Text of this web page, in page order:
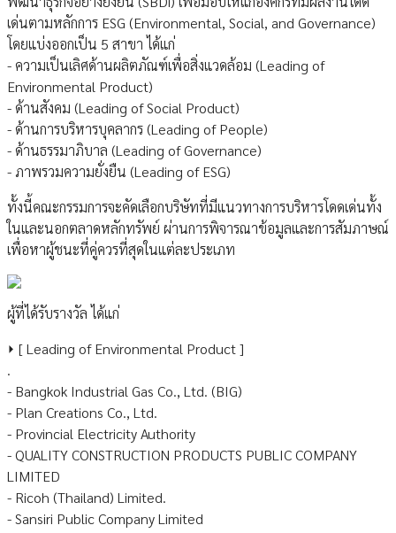
เด่นตามหลักการ ESG (Environmental, Social, and Governance)
โดยแบ่งออกเป็น 5 สาขา ได้แก่
- ความเป็นเลิศด้านผลิตภัณฑ์เพื่อสิ่งแวดล้อม (Leading of
Environmental Product)
- ด้านสังคม (Leading of Social Product)
- ด้านการบริหารบุคลากร (Leading of People)
- ด้านธรรมาภิบาล (Leading of Governance)
- ภาพรวมความยั่งยืน (Leading of ESG)
ทั้งนี้คณะกรรมการจะคัดเลือกบริษัทที่มีแนวทางการบริหารโดดเด่นทั้ง
ในและนอกตลาดหลักทรัพย์ ผ่านการพิจารณาข้อมูลและการสัมภาษณ์
เพื่อหาผู้ชนะที่คู่ควรที่สุดในแต่ละประเภท
ผู้ที่ได้รับรางวัล ได้แก่
⏵ [ Leading of Environmental Product ]
.
- Bangkok Industrial Gas Co., Ltd. (BIG)
- Plan Creations Co., Ltd.
- Provincial Electricity Authority
- QUALITY CONSTRUCTION PRODUCTS PUBLIC COMPANY
LIMITED
- Ricoh (Thailand) Limited.
- Sansiri Public Company Limited